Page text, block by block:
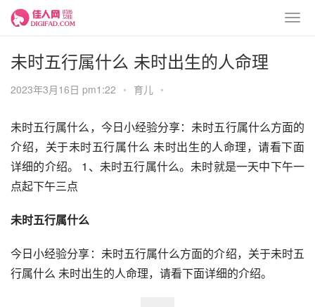
未时五行属什么 未时出生的人命理
2023年3月16日 pm1:22 • 育儿 •
未时五行属什么，今日小经验分享：未时五行属什么方面的
介绍，关于未时五行属什么 未时出生的人命理，请看下面
详细的介绍。 1、未时五行属什么。未时就是一天中下午一
点起下午三点
未时五行属什么
今日小经验分享：未时五行属什么方面的介绍，关于未时五
行属什么 未时出生的人命理，请看下面详细的介绍。